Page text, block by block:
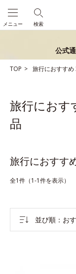
検索
メニュー
公式
TOP 旅行におすすめ
旅行におす
品
旅行におすす
全1件（1-1件を表示）
並び順 お